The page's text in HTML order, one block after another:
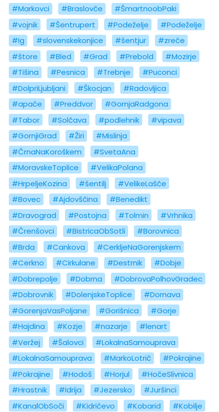
#Markovci
#Braslovče
#ŠmartnoobPaki
#vojnik
#Šentrupert #Podeželje
#Podeželje
#Ig
#slovenskekonjice #šentjur
#zreče
#štore
#Bled #Grad #Prebold
#Mozirje
#Tišina
#Pesnica #Trebnje
#Puconci
#DolpriLjubljani
#Škocjan
#Radovljica
#apače
#Preddvor
#GornjaRadgona
#Tabor
#Solčava #podlehnik
#vipava
#GornjiGrad
#Žiri
#Mislinja
#ČrnaNaKoroškem
#SvetaAna
#MoravskeToplice
#VelikaPolana
#HrpeljeKozina
#šentilj
#VelikeLašče
#Bovec
#Ajdovščina
#Benedikt
#Dravograd
#Postojna #Tolmin
#Vrhnika
#Črenšovci
#BistricaObSotli
#Borovnica
#Brda
#Cankova
#CerkljeNaGorenjskem
#Cerkno
#Cirkulane #Destrnik
#Dobje
#Dobrepolje
#Dobrna
#DobrovaPolhovGradec
#Dobrovnik
#DolenjskeToplice
#Dornava
#GorenjaVasPoljane
#Gorišnica
#Gorje
#Hajdina
#Kozje #nazarje
#lenart
#Veržej
#Šalovci
#LokalnaSamouprava
#LokalnaSamouprava
#MarkoLotrič
#Pokrajine
#Pokrajine
#Hodoš #Horjul
#HočeSlivnica
#Hrastnik
#Idrija #Jezersko
#Juršinci
#KanalObSoči
#Kidričevo #Kobarid
#Kobilje